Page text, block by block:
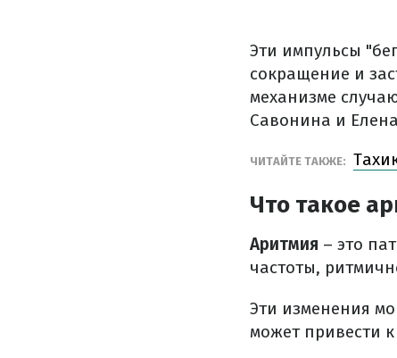
Эти импульсы
сокращение и
механизме
Савонина и
ЧИТАЙТЕ ТАКЖЕ:
Что такое
Аритмия – это
частоты,
Эти изменения
может привести